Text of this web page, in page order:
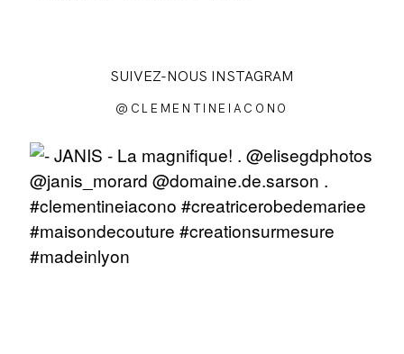
SUIVEZ-NOUS INSTAGRAM
@CLEMENTINEIACONO